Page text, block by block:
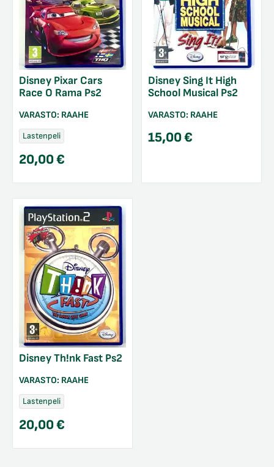
Disney Pixar Cars
Race O Rama Ps2
VARASTO: RAAHE
Lastenpeli
20,00€
Disney Sing It High
School Musical Ps2
VARASTO: RAAHE
15,00€
Disney Th!nk Fast Ps2
VARASTO: RAAHE
Lastenpeli
20,00€